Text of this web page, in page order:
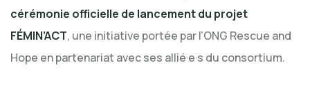
cérémonie officielle de lancement du projet
FÉMIN’ACT, une initiative portée par l’ONG Rescue and
Hope en partenariat avec ses allié·e·s du consortium.